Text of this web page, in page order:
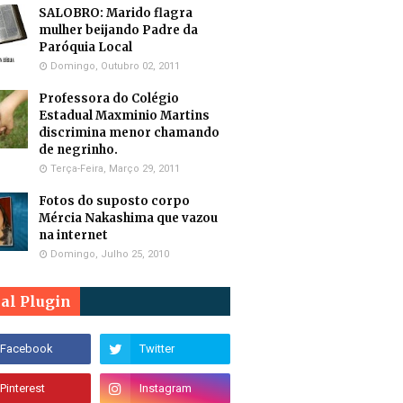
SALOBRO: Marido flagra
mulher beijando Padre da
Paróquia Local
Domingo, Outubro 02, 2011
Professora do Colégio
Estadual Maxminio Martins
discrimina menor chamando
de negrinho.
Terça-Feira, Março 29, 2011
Fotos do suposto corpo
Mércia Nakashima que vazou
na internet
Domingo, Julho 25, 2010
Plugin